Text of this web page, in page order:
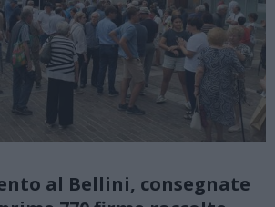
al Bellini, consegnate